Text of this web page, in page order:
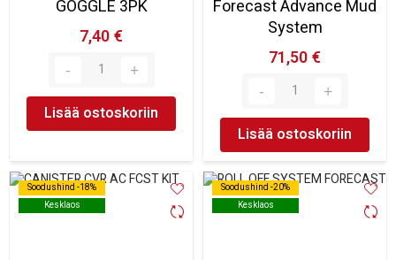
GOGGLE 3PK
7,40 €
Lisää ostoskoriin
Forecast Advance Mud
System
71,50 €
Lisää ostoskoriin
Soodushind -18%
Kesklaos
Soodushind -18%
Kesklaos
Soodushind -20%
Kesklaos
Soodushind -20%
Kesklaos